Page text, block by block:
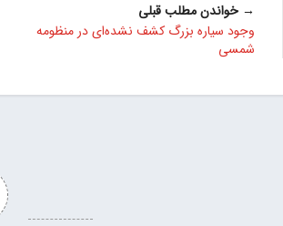
→ خواندن مطلب قبلی
وجود سیاره بزرگ کشف نشده‌ای در منظومه
شمسی